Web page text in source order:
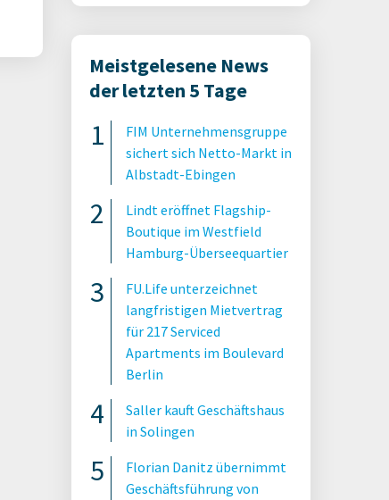
Meistgelesene News
der letzten 5 Tage
FIM Unternehmensgruppe
sichert sich Netto-Markt in
Albstadt-Ebingen
Lindt eröffnet Flagship-
Boutique im Westfield
Hamburg-Überseequartier
FU.Life unterzeichnet
langfristigen Mietvertrag
für 217 Serviced
Apartments im Boulevard
Berlin
Saller kauft Geschäftshaus
in Solingen
Florian Danitz übernimmt
Geschäftsführung von